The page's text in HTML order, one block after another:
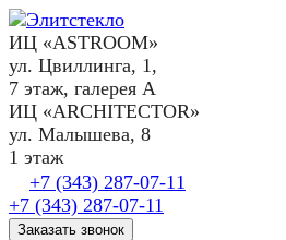
ИЦ «ASTROOM»
ул. Цвиллинга, 1,
7 этаж, галерея А
ИЦ «ARCHITECTOR»
ул. Малышева, 8
1 этаж
+7 (343) 287-07-11
+7 (343) 287-07-11
Заказать звонок